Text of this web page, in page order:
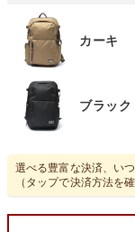
カーキ
ブラック
選べる豊富な決済、い
（タップで決済方法を